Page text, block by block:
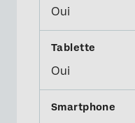
Oui
Oui